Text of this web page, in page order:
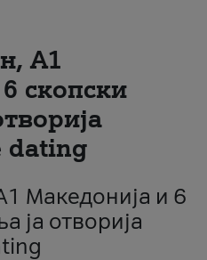
A1
скопски
dating
Македонија и 6
ја отворија